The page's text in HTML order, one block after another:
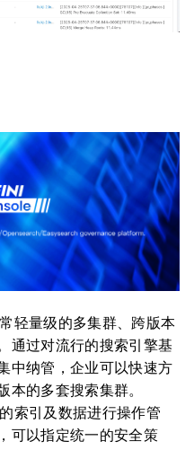
轻量级的多集群、跨版本
通过对流行的搜索引擎基
中纳管，企业可以快速方
本的多套搜索集群。
索引及数据进行操作管
可以指定统一的安全策